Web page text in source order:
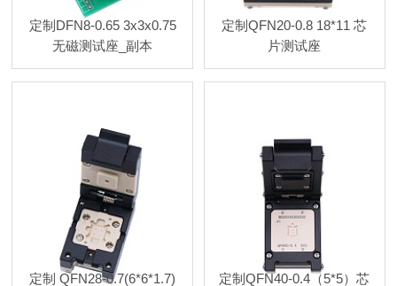
定制DFN8-0.65 3x3x0.75
无磁测试座_副本
定制QFN20-0.8 18*11 芯
片测试座
定制 QFN28-0.7(6*6*1.7) 定制QFN40-0.4（5*5）芯